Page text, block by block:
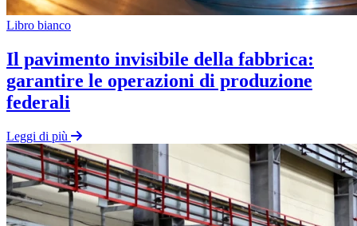
Libro bianco
Il pavimento invisibile della fabbrica:
garantire le operazioni di produzione
federali
Leggi di più